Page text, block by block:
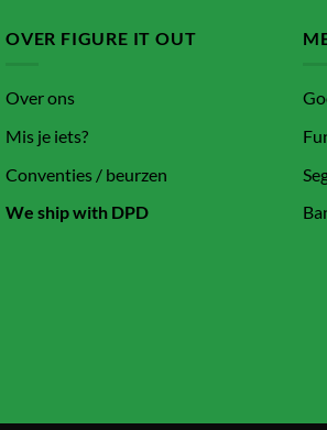
OVER FIGURE IT OUT
Over ons
Mis je iets?
Conventies / beurzen
We ship with DPD